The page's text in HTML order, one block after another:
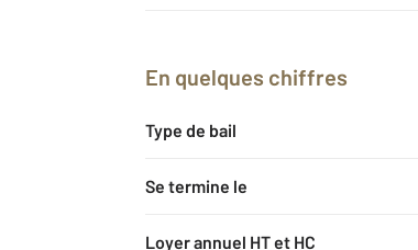
En quelques chiffres
Type de bail
Se termine le
Loyer annuel HT et HC